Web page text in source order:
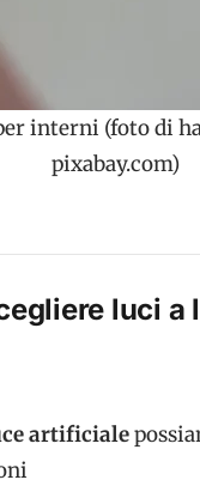
interni (foto di
pixabay.com)
luci a
artificiale